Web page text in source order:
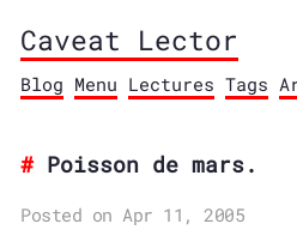
Caveat Lector
Blog Menu Lectures Tags
Poisson de mars.
Posted on Apr 11, 2005